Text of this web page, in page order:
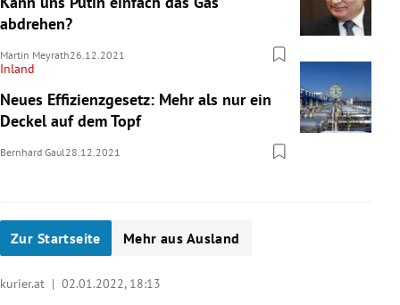
abdrehen?
Martin Meyrath26.12.2021
Inland
Neues Effizienzgesetz: Mehr als nur ein
Deckel auf dem Topf
Bernhard Gaul 28.12.2021
Zur Startseite Mehr aus Ausland
kurier.at | 02.01.2022, 18:13